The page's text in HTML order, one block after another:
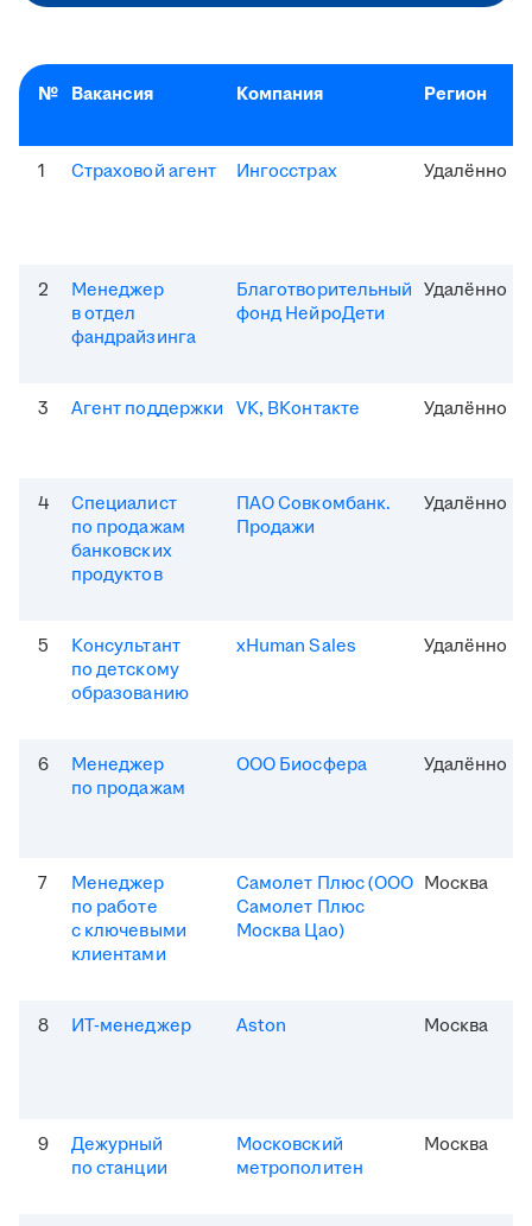
№ Вакансия Компания Регион
1 Страховой агент Ингосстрах Удалённо
2
Менеджер
в отдел
фандрайзинга
Благотворительный
фонд НейроДети
Удалённо
3 Агент поддержки VK, ВКонтакте Удалённо
4
Специалист
по продажам
банковских
продуктов
ПАО Совкомбанк.
Продажи
Удалённо
5
Консультант
по детскому
образованию
xHuman Sales Удалённо
6
Менеджер
по продажам
ООО Биосфера Удалённо
7
Менеджер
по работе
с ключевыми
клиентами
Самолет Плюс (ООО
Самолет Плюс
Москва Цао)
Москва
8 ИТ-менеджер Aston Москва
9
Дежурный
по станции
Московский
метрополитен
Москва